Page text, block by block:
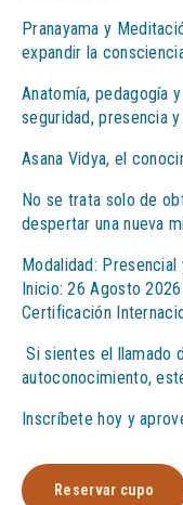
Pranayama y
expandir la
Anatomía, pedagogía
seguridad, presencia
Asana Vidya, el
No se trata solo de
despertar una nueva
Modalidad:
Inicio: 26 Agosto 2026
Certificación
Si sientes el llamado
autoconocimiento,
Inscríbete hoy y
Reservar cupo